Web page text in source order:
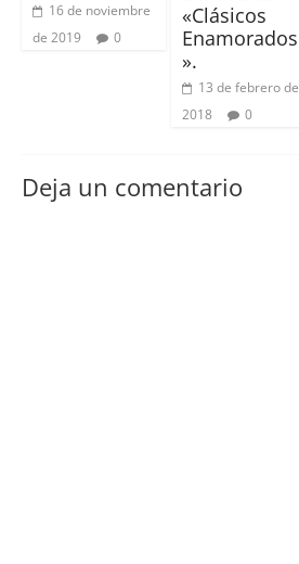
16 de noviembre
de 2019
0
«Clásicos
Enamorados
».
13 de febrero de
2018
0
Deja un comentario